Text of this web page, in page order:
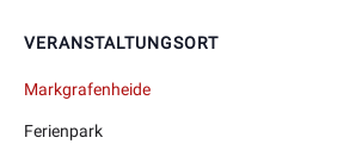
VERANSTALTUNGSORT
Markgrafenheide
Ferienpark